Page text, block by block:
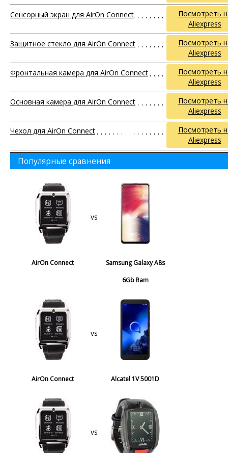
Сенсорный экран для AirOn Connect
Посмотреть
Aliexpress
Защитное стекло для AirOn Connect
Посмотреть
Aliexpress
Фронтальная камера для AirOn Connect
Посмотреть
Aliexpress
Основная камера для AirOn Connect
Посмотреть
Aliexpress
Чехол для AirOn Connect
Посмотреть
Aliexpress
Популярные сравнения
AirOn Connect
vs
Samsung Galaxy A8s
6Gb Ram
AirOn Connect
vs
Alcatel 1V 5001D
vs